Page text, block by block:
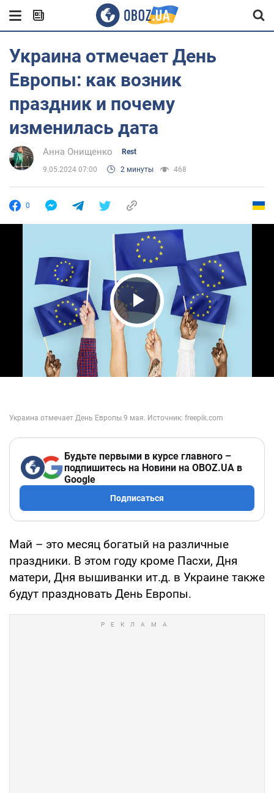
Украина отмечает День
Европы: как возник
праздник и почему
изменилась дата
Анна Онищенко Rest
9.05.2024 07:00 2 минуты 468
0
Play Video
Будьте первыми в курсе главного –
подпишитесь на Новини на OBOZ.UA в
Google
Подписаться
Май – это месяц богатый на различные
праздники. В этом году кроме Пасхи, Дня
матери, Дня вышиванки ит.д. в Украине также
будут праздновать День Европы.